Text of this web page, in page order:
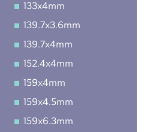
133x4mm
139.7x3.6mm
139.7x4mm
152.4x4mm
159x4mm
159x4.5mm
159x6.3mm